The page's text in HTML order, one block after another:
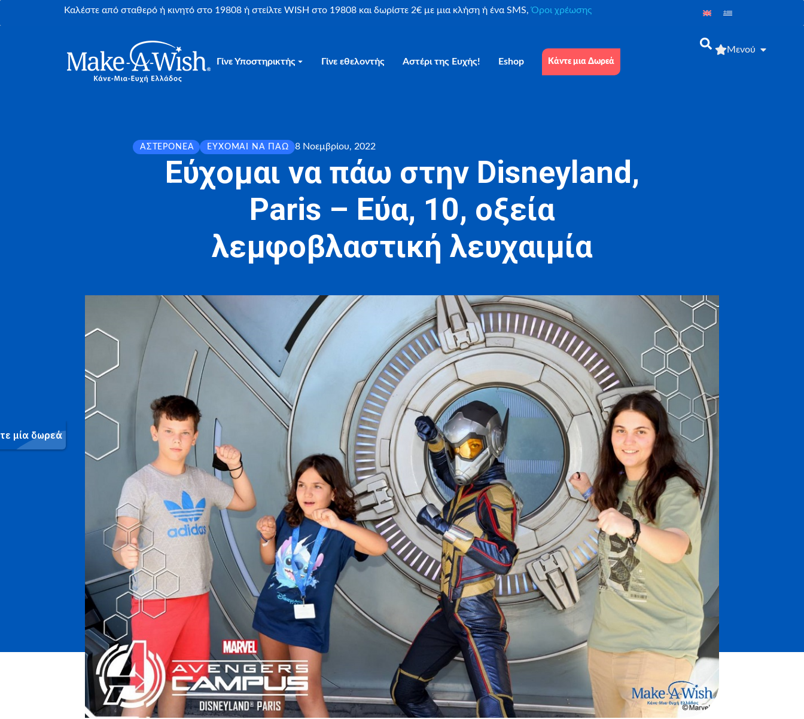
Καλέστε από σταθερό ή κινητό στο 19808 ή στείλτε WISH στο 19808 και δωρίστε 2€ με μια κλήση ή ένα SMS,Όροι χρέωσης
Γίνε Υποστηρικτής Γίνε εθελοντής Αστέρι της Ευχής! Eshop Κάντε μια Δωρεά
Μενού
ΑΣΤΕΡΟΝΈΑ ΕΎΧΟΜΑΙ ΝΑ ΠΆΩ 8 Νοεμβρίου, 2022
Εύχομαι να πάω στην Disneyland,
Paris – Εύα, 10, οξεία
λεμφοβλαστική λευχαιμία